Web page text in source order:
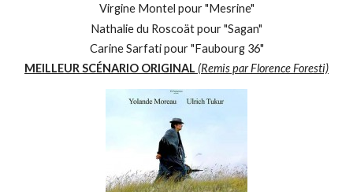
Virgine Montel pour "Mesrine"
Nathalie du Roscoät pour "Sagan"
Carine Sarfati pour "Faubourg 36"
MEILLEUR SCÉNARIO ORIGINAL (Remis par Florence Foresti)